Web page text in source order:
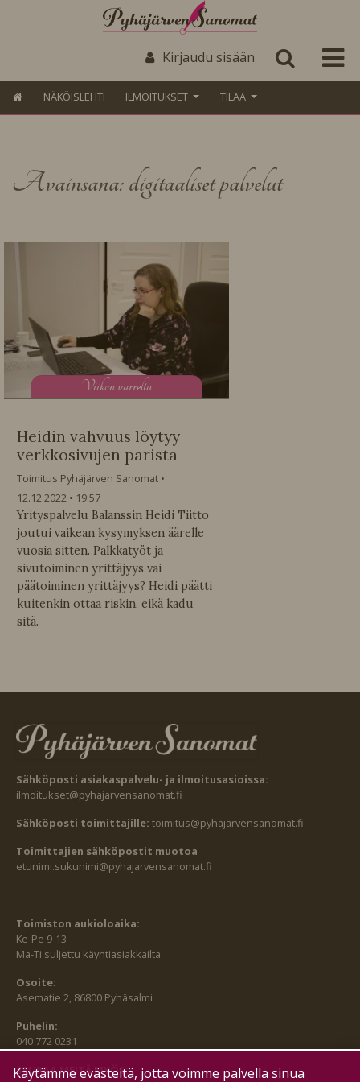
Kirjaudu sisään
NÄKÖISLEHTI ILMOITUKSET TILAA
Avainsana: digitaaliset palvelut
Viikon varrelta
Heidin vahvuus löytyy
verkkosivujen parista
Toimitus Pyhäjärven Sanomat
12.12.2022
19:57
Yrityspalvelu Balanssin Heidi Tiitto
joutui vaikean kysymyksen äärelle
vuosia sitten. Palkkatyöt ja
sivutoiminen yrittäjyys vai
päätoiminen yrittäjyys? Heidi päätti
kuitenkin ottaa riskin, eikä kadu
sitä.
Sähköposti asiakaspalvelu- ja ilmoitusasioissa:
ilmoitukset@pyhajarvensanomat.fi
Sähköposti toimittajille: toimitus@pyhajarvensanomat.fi
Toimittajien sähköpostit muotoa
etunimi.sukunimi@pyhajarvensanomat.fi
Toimiston aukioloaika:
Ke-Pe 9-13
Ma-Ti suljettu käyntiasiakkailta
Osoite:
Asematie 2, 86800 Pyhäsalmi
Puhelin:
040 772 0231
SEURAA MEITÄ MYÖS:
Käytämme evästeitä, jotta voimme palvella sinua